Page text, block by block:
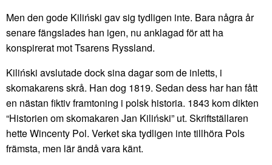
Men den gode Kiliński gav sig tydligen inte. Bara några år
senare fängslades han igen, nu anklagad för att ha
konspirerat mot Tsarens Ryssland.
Kiliński avslutade dock sina dagar som de inletts, i
skomakarens skrå. Han dog 1819. Sedan dess har han fått
en nästan fiktiv framtoning i polsk historia. 1843 kom dikten
“Historien om skomakaren Jan Kiliński” ut. Skriftställaren
hette Wincenty Pol. Verket ska tydligen inte tillhöra Pols
främsta, men lär ändå vara känt.